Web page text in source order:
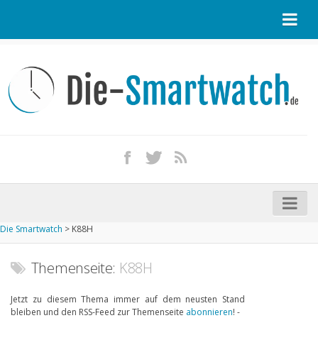
Kontakt / Tipp geben
Impressum
iPhone kaufen
Startseite
Aktuelle Smartwatches im Test
Marken und Modelle
Die Smartwatch > K88H
Themenseite: K88H
Jetzt zu diesem Thema immer auf dem neusten Stand
bleiben und den RSS-Feed zur Themenseite abonnieren! -